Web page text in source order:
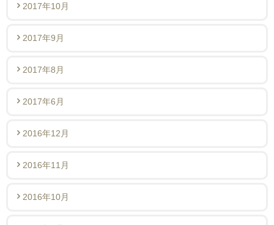
2017年10月
2017年9月
2017年8月
2017年6月
2016年12月
2016年11月
2016年10月